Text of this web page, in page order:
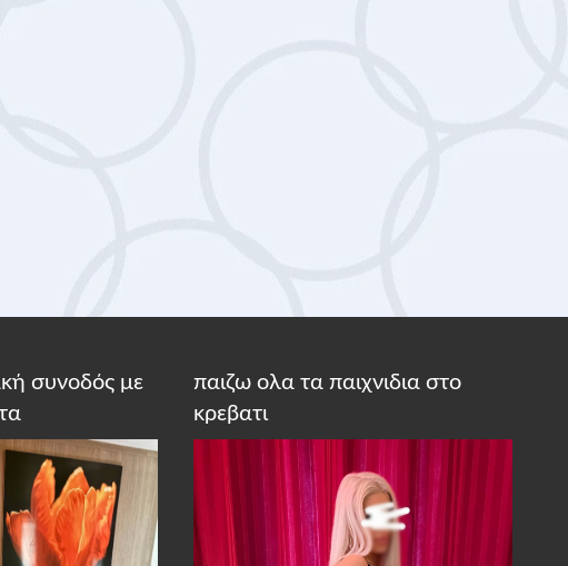
συνοδός με
παιζω ολα τα παιχνιδια στο
κρεβατι